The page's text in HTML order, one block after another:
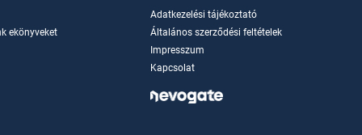
ekönyveket
Adatkezelési tájékoztató
Általános szerződési feltételek
Impresszum
Kapcsolat